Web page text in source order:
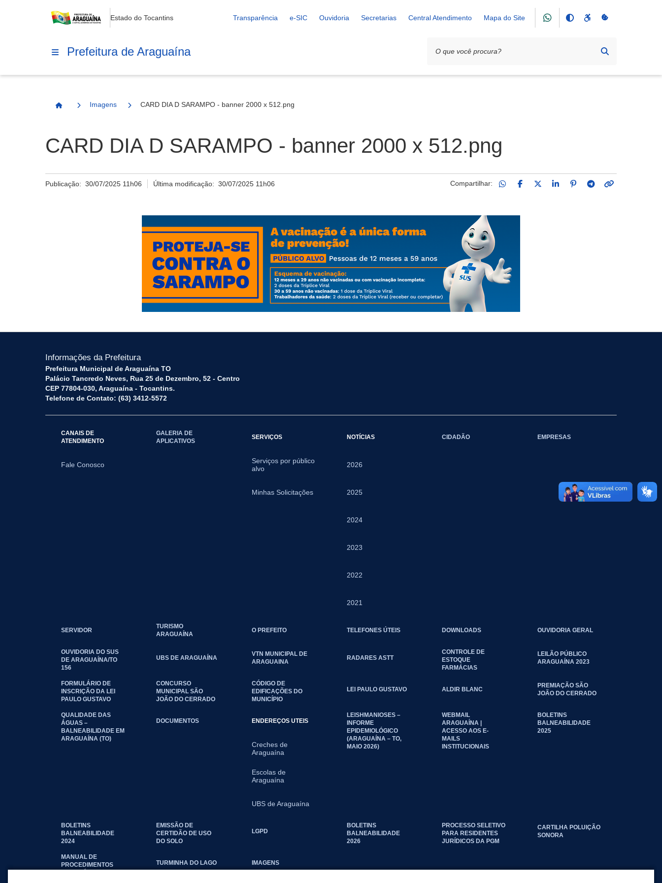
Estado do Tocantins Transparência e-SIC Ouvidoria Secretarias Central Atendimento Mapa do Site
Prefeitura de Araguaína
Página Inicial
Imagens CARD DIA D SARAMPO - banner 2000 x 512.png
CARD DIA D SARAMPO - banner 2000 x 512.png
Publicação: 30/07/2025 11h06 Última modificação:30/07/2025 11h06 Compartilhar:
Informações da Prefeitura
Prefeitura Municipal de Araguaína TO
Palácio Tancredo Neves, Rua 25 de Dezembro, 52 - Centro
CEP 77804-030, Araguaína - Tocantins.
Telefone de Contato: (63) 3412-5572
CANAIS DE
ATENDIMENTO
Fale Conosco
GALERIA DE
APLICATIVOS
SERVIÇOS
Serviços por público
alvo
Minhas Solicitações
NOTÍCIAS
2026
2025
2024
2023
2022
2021
CIDADÃO EMPRESAS
SERVIDOR
TURISMO
ARAGUAÍNA
O PREFEITO TELEFONES ÚTEIS DOWNLOADS OUVIDORIA GERAL
OUVIDORIA DO SUS
DE ARAGUAÍNA/TO
156
UBS DE ARAGUAÍNA
VTN MUNICIPAL DE
ARAGUAINA
RADARES ASTT
CONTROLE DE
ESTOQUE
FARMÁCIAS
LEILÃO PÚBLICO
ARAGUAÍNA 2023
FORMULÁRIO DE
INSCRIÇÃO DA LEI
PAULO GUSTAVO
CONCURSO
MUNICIPAL SÃO
JOÃO DO CERRADO
CÓDIGO DE
EDIFICAÇÕES DO
MUNICÍPIO
LEI PAULO GUSTAVO ALDIR BLANC
PREMIAÇÃO SÃO
JOÃO DO CERRADO
QUALIDADE DAS
ÁGUAS –
BALNEABILIDADE EM
ARAGUAÍNA (TO)
DOCUMENTOS ENDEREÇOS UTEIS
Creches de
Araguaína
Escolas de
Araguaína
UBS de Araguaína
LEISHMANIOSES –
INFORME
EPIDEMIOLÓGICO
(ARAGUAÍNA – TO,
MAIO 2026)
WEBMAIL
ARAGUAÍNA |
ACESSO AOS E-
MAILS
INSTITUCIONAIS
BOLETINS
BALNEABILIDADE
2025
BOLETINS
BALNEABILIDADE
2024
EMISSÃO DE
CERTIDÃO DE USO
DO SOLO
LGPD
BOLETINS
BALNEABILIDADE
2026
PROCESSO SELETIVO
PARA RESIDENTES
JURÍDICOS DA PGM
CARTILHA POLUIÇÃO
SONORA
MANUAL DE
PROCEDIMENTOS
TURMINHA DO LAGO IMAGENS